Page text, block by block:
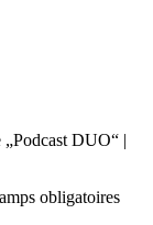
DUO“ |
obligatoires